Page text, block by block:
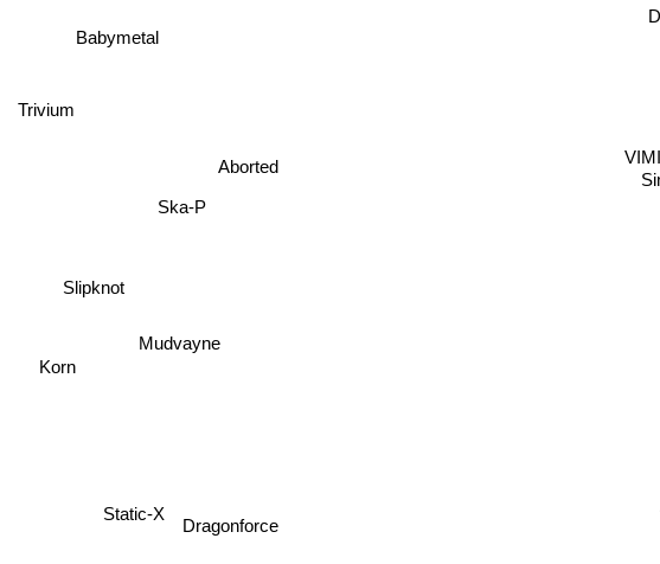
Aborted
Ska-P
Babymetal
Mudvayne
Trivium
Slipknot
Static-X Dragonforce
Korn